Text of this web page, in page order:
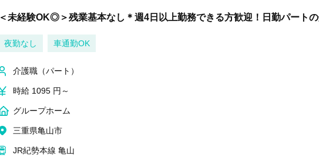
＜未経験OK◎＞残業基本なし＊週4日以上勤務できる方歓迎！日勤パート
夜勤なし
車通勤OK
介護職（パート）
時給 1095 円～
グループホーム
三重県亀山市
JR紀勢本線 亀山